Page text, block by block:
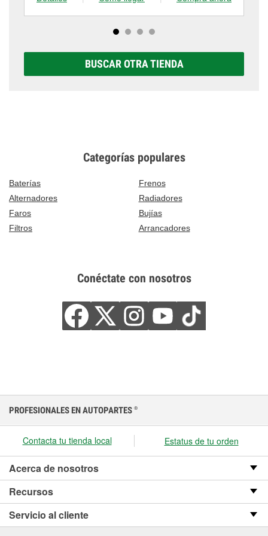
BUSCAR OTRA TIENDA
Categorías populares
Baterías
Frenos
Alternadores
Radiadores
Faros
Bujías
Filtros
Arrancadores
Conéctate con nosotros
PROFESIONALES EN AUTOPARTES ®
Contacta tu tienda local Estatus de tu orden
Acerca de nosotros
Recursos
Servicio al cliente